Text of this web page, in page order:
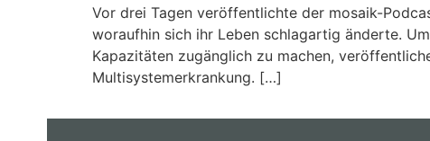
Vor drei Tagen veröffentlichte der mosaik-
woraufhin sich ihr Leben schlagartig änderte.
Kapazitäten zugänglich zu machen,
Multisystemerkrankung. […]